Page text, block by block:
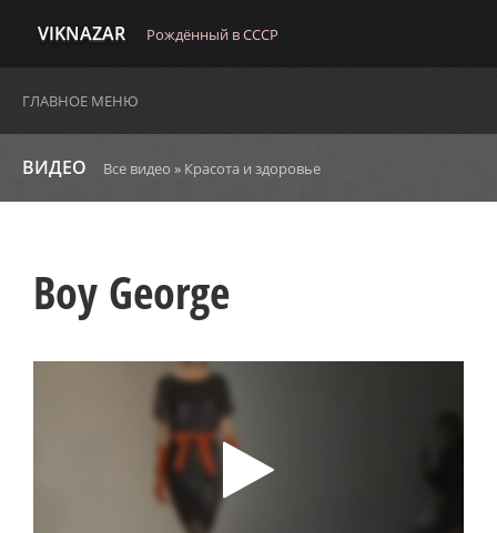
VIKNAZAR Рождённый в СССР
ГЛАВНОЕ МЕНЮ
ВИДЕО Все видео » Красота и здоровье
Boy George